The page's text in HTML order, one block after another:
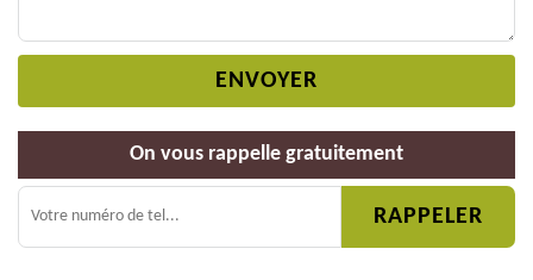
On vous rappelle gratuitement